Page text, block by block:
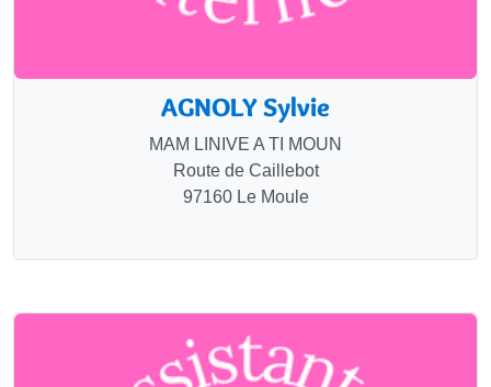
AGNOLY Sylvie
MAM LINIVE A TI MOUN
Route de Caillebot
97160 Le Moule